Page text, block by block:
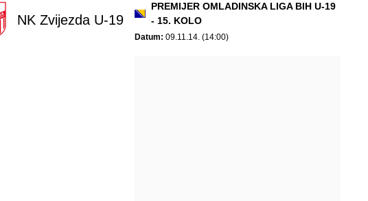
NK Zvijezda U-19
PREMIJER OMLADINSKA LIGA BIH U-19
- 15. KOLO
Datum: 09.11.14. (14:00)